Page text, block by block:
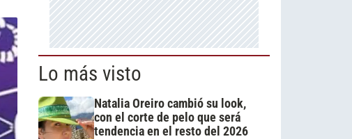
Lo más visto
Natalia Oreiro cambió su look,
con el corte de pelo que será
tendencia en el resto del 2026